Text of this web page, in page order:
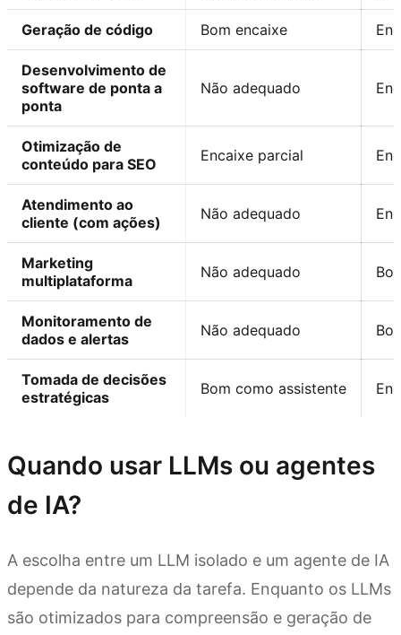
Geração de código Bom encaixe
Desenvolvimento de
software de ponta a
ponta
Não adequado
Otimização de
conteúdo para SEO
Encaixe parcial
Atendimento ao
cliente (com ações)
Não adequado
Marketing
multiplataforma
Não adequado
Monitoramento de
dados e alertas
Não adequado
Tomada de decisões
estratégicas
Bom como assistente
Quando usar LLMs ou agentes
de IA?
A escolha entre um LLM isolado e um agente de IA
depende da natureza da tarefa. Enquanto os LLMs
são otimizados para compreensão e geração de